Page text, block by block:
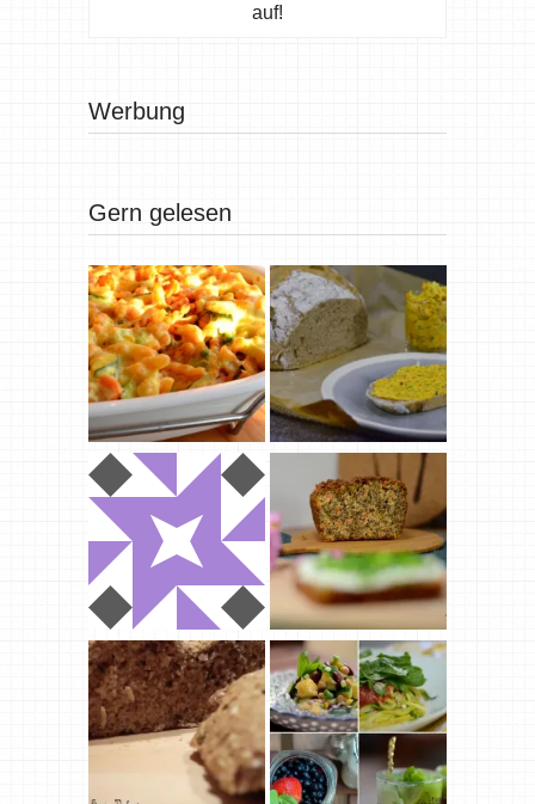
auf!
Werbung
Gern gelesen